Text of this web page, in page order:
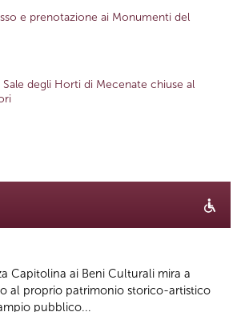
e prenotazione ai Monumenti del
Sale degli Horti di Mecenate chiuse al
Capitolina ai Beni Culturali mira a
al proprio patrimonio storico-artistico
pubblico...